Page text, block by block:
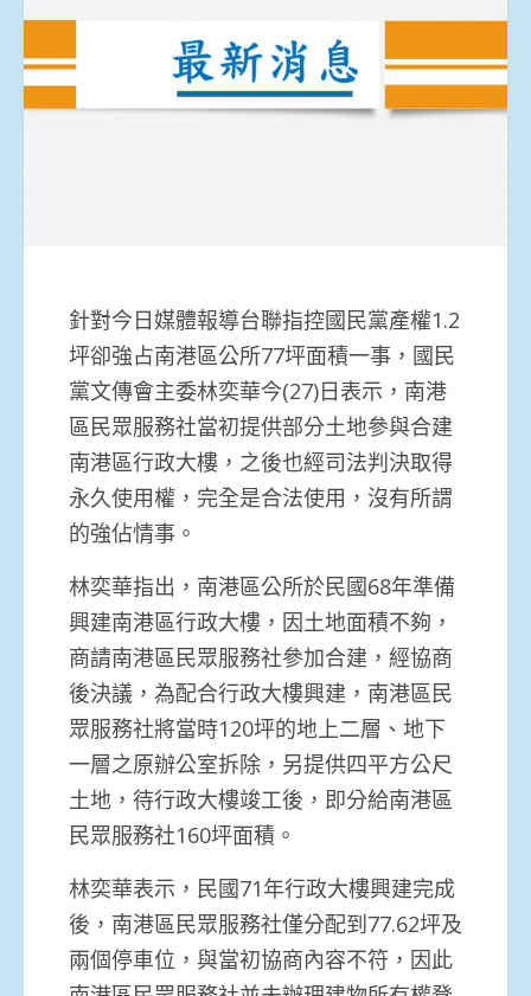
針對今日媒體報導台聯指控國民黨產權1.2
坪卻強占南港區公所77坪面積一事，國民
黨文傳會主委林奕華今(27)日表示，南港
區民眾服務社當初提供部分土地參與合建
南港區行政大樓，之後也經司法判決取得
永久使用權，完全是合法使用，沒有所謂
的強佔情事。
林奕華指出，南港區公所於民國68年準備
興建南港區行政大樓，因土地面積不夠，
商請南港區民眾服務社參加合建，經協商
後決議，為配合行政大樓興建，南港區民
眾服務社將當時120坪的地上二層、地下
一層之原辦公室拆除，另提供四平方公尺
土地，待行政大樓竣工後，即分給南港區
民眾服務社160坪面積。
林奕華表示，民國71年行政大樓興建完成
後，南港區民眾服務社僅分配到77.62坪及
兩個停車位，與當初協商內容不符，因此